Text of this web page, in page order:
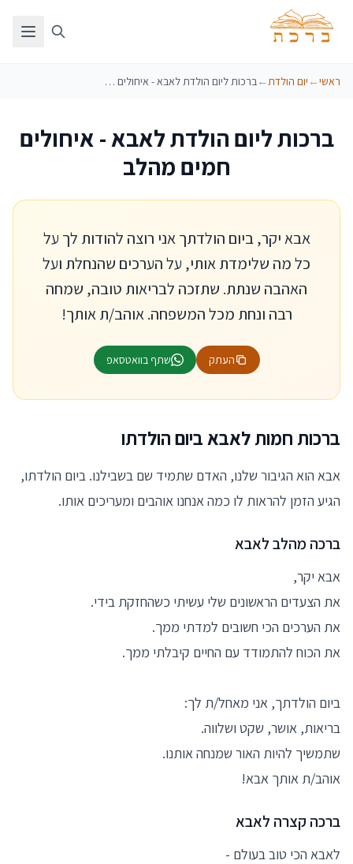
ראשי← יום הולדת← ברכות ליום הולדת לאבא - איחולים חמים מהלב
ברכות ליום הולדת לאבא - איחולים
חמים מהלב
אבא יקר, ביום הולדתך אני רוצה להודות לך על
כל מה שלימדת אותי, על הערכים שהנחלת ועל
האהבה שנתת. שתזכה לבריאות טובה, שמחה
רבה ונחת מכל המשפחה. אוהב/ת אותך!
העתק שתף בוואטסאפ
ברכות חמות לאבא ביום הולדתו
אבא הוא הגיבור שלנו, האדם שתמיד שם בשבילנו. ביום הולדתו,
הגיע הזמן להראות לו כמה אנחנו אוהבים ומעריכים אותו.
ברכה מהלב לאבא
אבא יקר,
את הצעדים הראשונים שלי עשיתי כשהחזקת בידי.
את הערכים הכי חשובים למדתי ממך.
את הכוח להתמודד עם החיים קיבלתי ממך.
ביום הולדתך, אני מאחל/ת לך:
בריאות, אושר, שקט ושלווה.
שתמשיך להיות האור שמנחה אותנו.
אוהב/ת אותך אבא!
ברכה קצרה לאבא
לאבא הכי טוב בעולם -